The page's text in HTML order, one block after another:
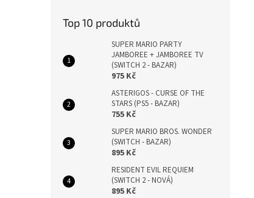
Top 10 produktů
SUPER MARIO PARTY
JAMBOREE + JAMBOREE TV
(SWITCH 2 - BAZAR)
975 Kč
ASTERIGOS - CURSE OF THE
STARS (PS5 - BAZAR)
755 Kč
SUPER MARIO BROS. WONDER
(SWITCH - BAZAR)
895 Kč
RESIDENT EVIL REQUIEM
(SWITCH 2 - NOVÁ)
895 Kč